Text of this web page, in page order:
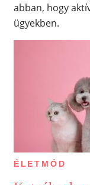
abban, hogy
ügyekben.
ÉLETMÓD